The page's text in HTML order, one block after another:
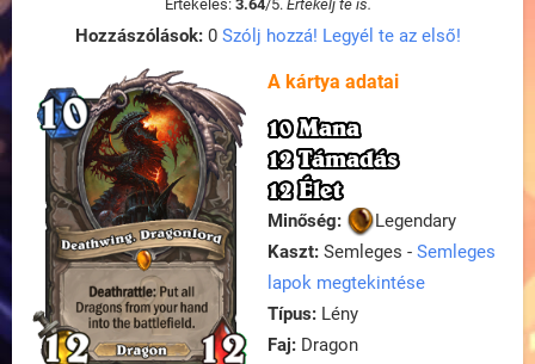
Értékelés: 3.64/5. Értékelj te is.
Hozzászólások:0 Szólj hozzá! Legyél te az első!
A kártya adatai
10 Mana
12 Támadás
12 Élet
Minőség:
Legendary
Kaszt: Semleges - Semleges
lapok megtekintése
Típus: Lény
Faj: Dragon